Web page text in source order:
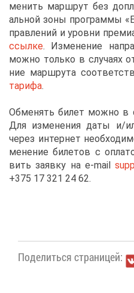
ме­нить марш­рут без
аль­ной зо­ны про­грам­мы
прав­ле­ний и уров­ни
ссыл­ке. Из­ме­не­ние
мож­но толь­ко в слу­ча­ях
ние марш­ру­та
та­ри­фа.
Об­ме­нять би­лет мож­но в
Для из­ме­не­ния да­ты и/
че­рез ин­тер­нет
ме­не­ние би­ле­тов с
вить за­яв­ку на e-mail
+375 17 321 24 62.
По­де­лить­ся стра­ни­цей: